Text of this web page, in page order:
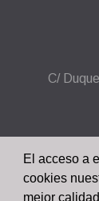
C/
El acceso a
cookies
mejor